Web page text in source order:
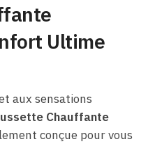
Ultime
aux sensations
Chauffante
conçue pour vous